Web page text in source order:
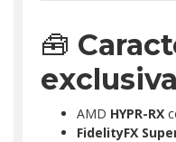
🧰
AMD HYPR-RX
FidelityFX